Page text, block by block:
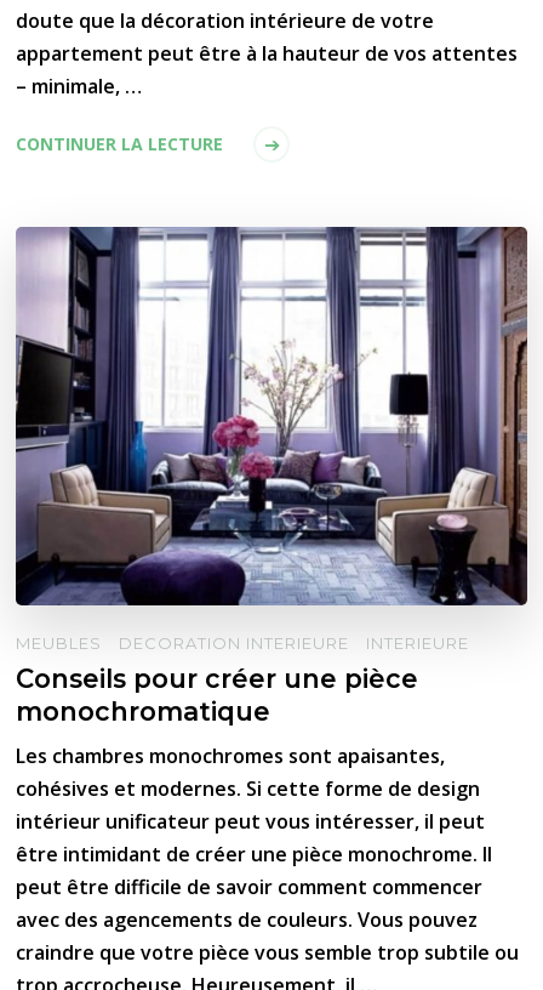
doute que la décoration intérieure de votre
appartement peut être à la hauteur de vos attentes
– minimale, …
CONTINUER LA LECTURE
MEUBLES DECORATION INTERIEURE INTERIEURE
Conseils pour créer une pièce
monochromatique
Les chambres monochromes sont apaisantes,
cohésives et modernes. Si cette forme de design
intérieur unificateur peut vous intéresser, il peut
être intimidant de créer une pièce monochrome. Il
peut être difficile de savoir comment commencer
avec des agencements de couleurs. Vous pouvez
craindre que votre pièce vous semble trop subtile ou